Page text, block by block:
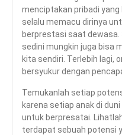
menciptakan pribadi
selalu memacu dirinya
berprestasi saat
sedini mungkin juga bisa
kita sendiri. Terlebih lagi,
bersyukur dengan
Temukanlah setiap
karena setiap anak di
untuk berpresatai.
terdapat sebuah potensi